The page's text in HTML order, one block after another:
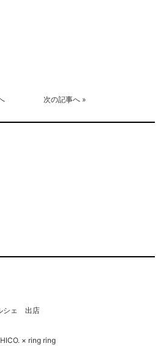
次の記事へ»
シェ 出店
× ring ring